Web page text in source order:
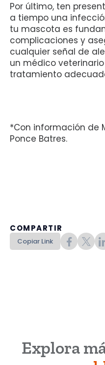
COMPARTIR
Copiar Link
Por último, ten
a tiempo una
tu mascota es
complicaciones y
cualquier señal de
un médico
tratamiento
*Con información de
Ponce Batres.
Explora